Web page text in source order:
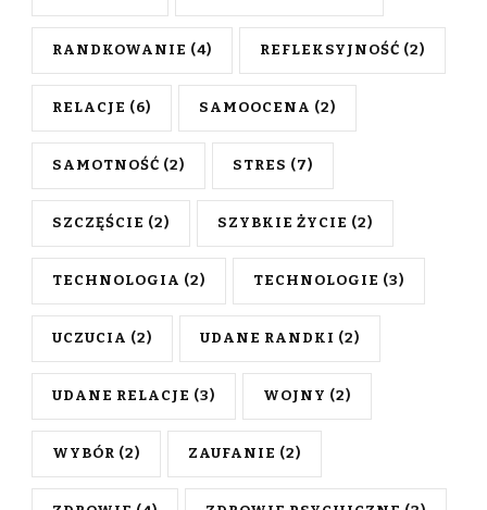
RANDKOWANIE (4) REFLEKSYJNOŚĆ (2)
RELACJE (6) SAMOOCENA (2)
SAMOTNOŚĆ (2) STRES (7)
SZCZĘŚCIE (2) SZYBKIE ŻYCIE (2)
TECHNOLOGIA (2) TECHNOLOGIE (3)
UCZUCIA (2) UDANE RANDKI (2)
UDANE RELACJE (3) WOJNY (2)
WYBÓR (2) ZAUFANIE (2)